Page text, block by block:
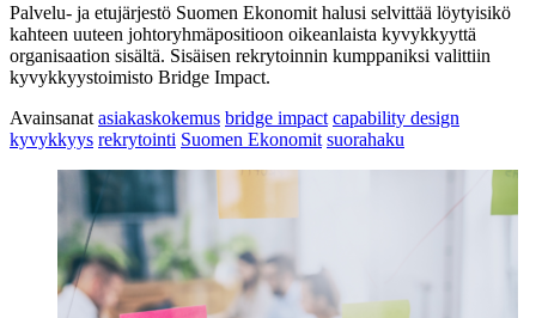
Palvelu- ja etujärjestö Suomen Ekonomit halusi selvittää löytyisikö
kahteen uuteen johtoryhmäpositioon oikeanlaista kyvykkyyttä
organisaation sisältä. Sisäisen rekrytoinnin kumppaniksi valittiin
kyvykkyystoimisto Bridge Impact.
Avainsanat asiakaskokemus bridge impact capability design
kyvykkyys rekrytointi Suomen Ekonomit suorahaku